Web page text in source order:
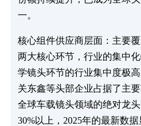
一。
核心组件供应商层面：主要
两大核心环节，行业的集中
学镜头环节的行业集中度极
关东鑫等头部企业占据了主
全球车载镜头领域的绝对龙
30%以上，2025年的最新数